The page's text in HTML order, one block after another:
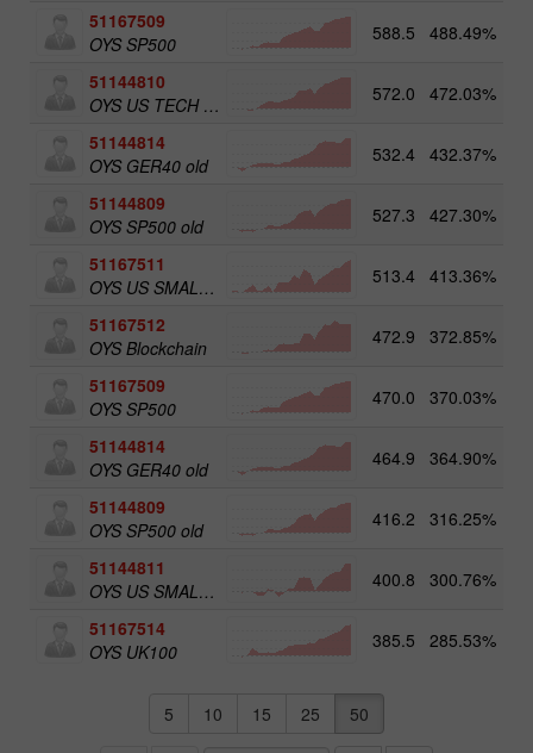
51167509
OYS SP500
588.5 488.49%
51144810
OYS US TECH old
572.0 472.03%
51144814
OYS GER40 old
532.4 432.37%
51144809
OYS SP500 old
527.3 427.30%
51167511
OYS US SMALL CAPS
513.4 413.36%
51167512
OYS Blockchain
472.9 372.85%
51167509
OYS SP500
470.0 370.03%
51144814
OYS GER40 old
464.9 364.90%
51144809
OYS SP500 old
416.2 316.25%
51144811
OYS US SMALL CAPS old
400.8 300.76%
51167514
OYS UK100
385.5 285.53%
5 10 15 25 50